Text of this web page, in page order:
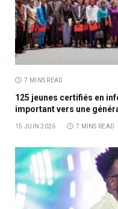
7 MINS READ
125 jeunes certifiés en
important vers une
15 JUIN 2026 7 MINS READ